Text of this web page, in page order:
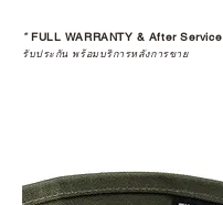
*FULL WARRANTY & After Service
รับประกัน พร้อมบริการหลังการขาย